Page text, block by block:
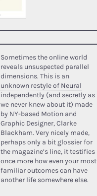
Sometimes the online world
reveals unsuspected parallel
dimensions. This is an
unknown restyle of Neural
independently (and secretly as
we never knew about it) made
by NY-based Motion and
Graphic Designer, Clarke
Blackham. Very nicely made,
perhaps only a bit glossier for
the magazine’s line, it testifies
once more how even your most
familiar outcomes can have
another life somewhere else.